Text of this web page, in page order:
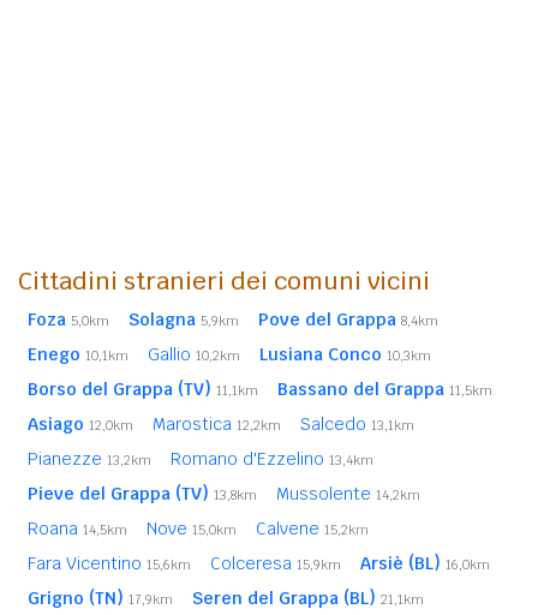
Cittadini stranieri dei comuni vicini
Foza 5,0km Solagna 5,9km Pove del Grappa 8,4km
Enego 10,1km Gallio 10,2km Lusiana Conco 10,3km
Borso del Grappa (TV) 11,1km Bassano del Grappa 11,5km
Asiago 12,0km Marostica 12,2km Salcedo 13,1km
Pianezze 13,2km Romano d'Ezzelino 13,4km
Pieve del Grappa (TV) 13,8km Mussolente 14,2km
Roana 14,5km Nove 15,0km Calvene 15,2km
Fara Vicentino 15,6km Colceresa 15,9km Arsiè (BL) 16,0km
Grigno (TN) 17,9km Seren del Grappa (BL) 21,1km